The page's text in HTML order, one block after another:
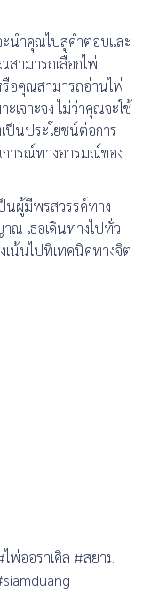
ะนำคุณไปสู่คำตอบและ
ามารถเลือกไพ่
รือคุณสามารถอ่านไพ่
เจาะจง ไม่ว่าคุณจะใช้
ป็นประโยชน์ต่อการ
การณ์ทางอารมณ์ของ
นผู้มีพรสวรรค์ทาง
ณ เธอเดินทางไปทั่ว
เน้นไปที่เทคนิคทางจิต
พ่ออราเคิล #สยาม